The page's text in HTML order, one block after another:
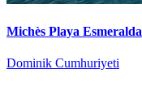
Michès Playa Esmeralda
Dominik Cumhuriyeti